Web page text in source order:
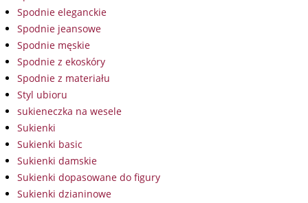
Spodnie eleganckie
Spodnie jeansowe
Spodnie męskie
Spodnie z ekoskóry
Spodnie z materiału
Styl ubioru
sukieneczka na wesele
Sukienki
Sukienki basic
Sukienki damskie
Sukienki dopasowane do figury
Sukienki dzianinowe